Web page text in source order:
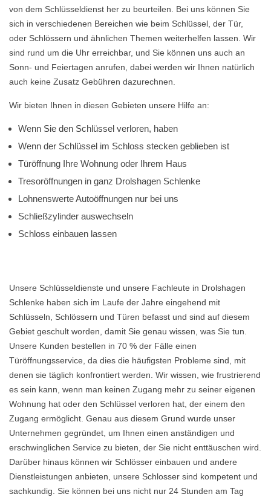
von dem Schlüsseldienst her zu beurteilen. Bei uns können Sie
sich in verschiedenen Bereichen wie beim Schlüssel, der Tür,
oder Schlössern und ähnlichen Themen weiterhelfen lassen. Wir
sind rund um die Uhr erreichbar, und Sie können uns auch an
Sonn- und Feiertagen anrufen, dabei werden wir Ihnen natürlich
auch keine Zusatz Gebühren dazurechnen.
Wir bieten Ihnen in diesen Gebieten unsere Hilfe an:
Wenn Sie den Schlüssel verloren, haben
Wenn der Schlüssel im Schloss stecken geblieben ist
Türöffnung Ihre Wohnung oder Ihrem Haus
Tresoröffnungen in ganz Drolshagen Schlenke
Lohnenswerte Autoöffnungen nur bei uns
Schließzylinder auswechseln
Schloss einbauen lassen
Unsere Schlüsseldienste und unsere Fachleute in Drolshagen
Schlenke haben sich im Laufe der Jahre eingehend mit
Schlüsseln, Schlössern und Türen befasst und sind auf diesem
Gebiet geschult worden, damit Sie genau wissen, was Sie tun.
Unsere Kunden bestellen in 70 % der Fälle einen
Türöffnungsservice, da dies die häufigsten Probleme sind, mit
denen sie täglich konfrontiert werden. Wir wissen, wie frustrierend
es sein kann, wenn man keinen Zugang mehr zu seiner eigenen
Wohnung hat oder den Schlüssel verloren hat, der einem den
Zugang ermöglicht. Genau aus diesem Grund wurde unser
Unternehmen gegründet, um Ihnen einen anständigen und
erschwinglichen Service zu bieten, der Sie nicht enttäuschen wird.
Darüber hinaus können wir Schlösser einbauen und andere
Dienstleistungen anbieten, unsere Schlosser sind kompetent und
sachkundig. Sie können bei uns nicht nur 24 Stunden am Tag